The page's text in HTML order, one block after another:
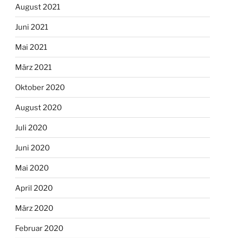
August 2021
Juni 2021
Mai 2021
März 2021
Oktober 2020
August 2020
Juli 2020
Juni 2020
Mai 2020
April 2020
März 2020
Februar 2020